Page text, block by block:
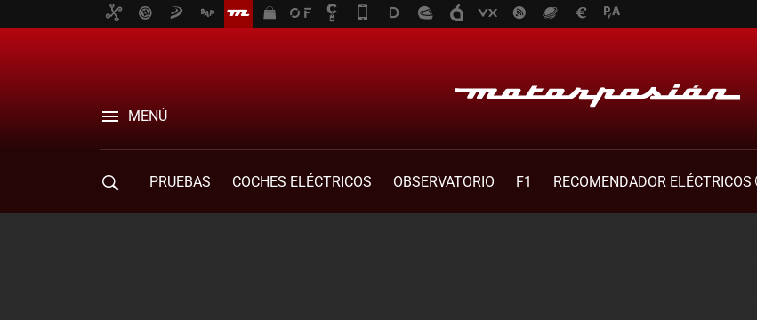
MENÚ
PRUEBAS COCHES ELÉCTRICOS OBSERVATORIO F1
RECOMENDADOR ELÉCTRICOS